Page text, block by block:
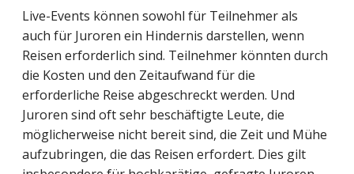
Live-Events können sowohl für Teilnehmer als
auch für Juroren ein Hindernis darstellen, wenn
Reisen erforderlich sind. Teilnehmer könnten durch
die Kosten und den Zeitaufwand für die
erforderliche Reise abgeschreckt werden. Und
Juroren sind oft sehr beschäftigte Leute, die
möglicherweise nicht bereit sind, die Zeit und Mühe
aufzubringen, die das Reisen erfordert. Dies gilt